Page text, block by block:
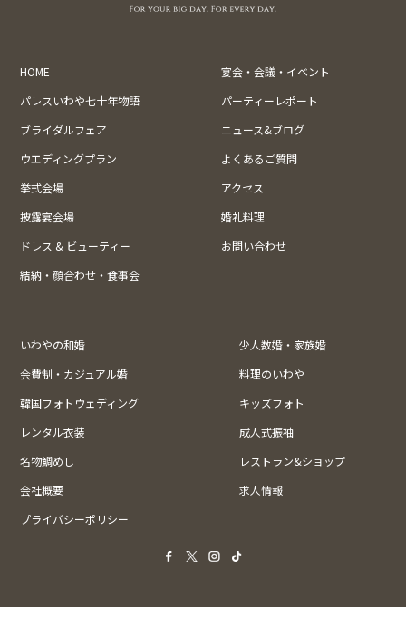
HOME
宴会・会議・イベント
パレスいわや七十年物語
パーティーレポート
ブライダルフェア
ニュース&ブログ
ウエディングプラン
よくあるご質問
挙式会場
アクセス
披露宴会場
婚礼料理
ドレス & ビューティー
お問い合わせ
結納・顔合わせ・食事会
いわやの和婚
少人数婚・家族婚
会費制・カジュアル婚
料理のいわや
韓国フォトウェディング
キッズフォト
レンタル衣装
成人式振袖
名物鯛めし
レストラン&ショップ
会社概要
求人情報
プライバシーポリシー